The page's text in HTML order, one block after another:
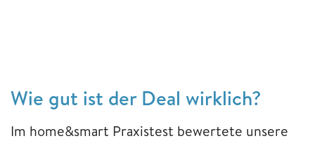
Wie gut ist der Deal wirklich?
Im home&smart Praxistest bewertete unsere